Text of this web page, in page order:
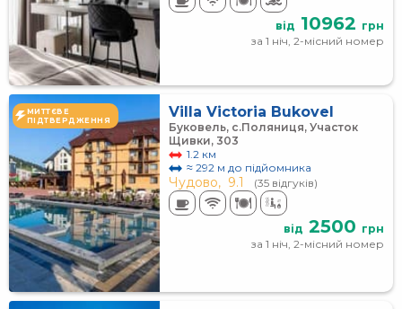
від 10962 грн
за 1 ніч, 2-місний номер
МИТТЄВЕ
ПІДТВЕРДЖЕННЯ
Villa Victoria Bukovel
Буковель, с.Поляниця, Участок
Щивки, 303
1.2 км
≈ 292 м до підйомника
Чудово, 9.1 (35 відгуків)
від 2500 грн
за 1 ніч, 2-місний номер